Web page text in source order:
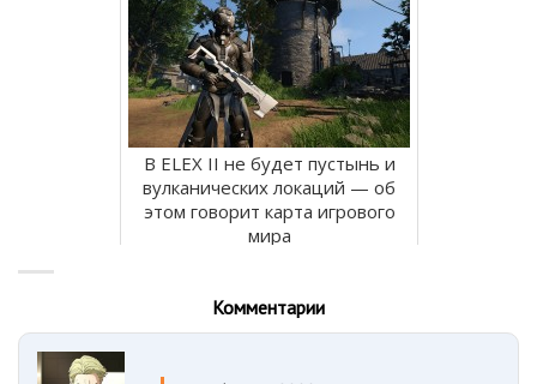
В ELEX II не будет пустынь и
вулканических локаций — об
этом говорит карта игрового
мира
Комментарии